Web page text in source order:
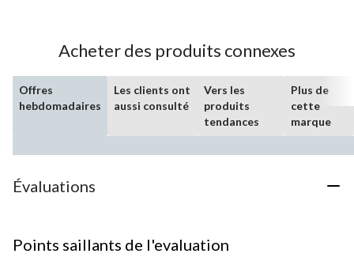
Acheter des produits connexes
Offres
hebdomadaires
Les clients ont
aussi consulté
Vers les
produits
tendances
Plus de
cette
marque
Évaluations
Points saillants de l'evaluation